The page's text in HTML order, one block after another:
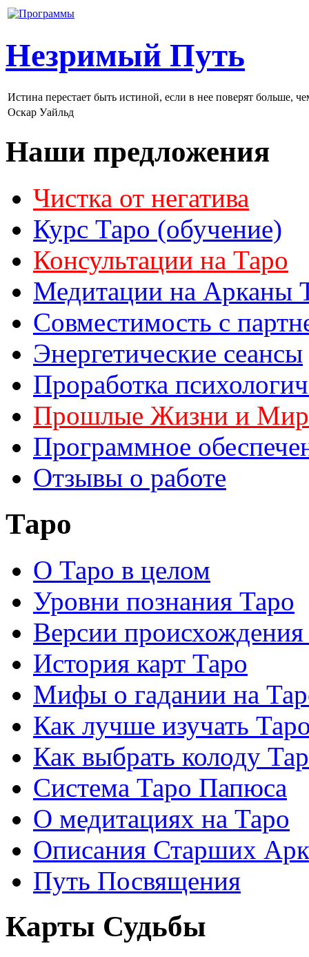
Незримый Путь
Истина перестает быть истиной, если в нее поверят больше,
Оскар Уайльд
Наши предложения
Чистка от негатива
Курс Таро (обучение)
Консультации на Таро
Медитации на Арканы
Совместимость с
Энергетические сеансы
Проработка
Прошлые Жизни и
Программное
Отзывы о работе
Таро
О Таро в целом
Уровни познания Таро
Версии
История карт Таро
Мифы о гадании на
Как лучше изучать
Как выбрать колоду
Система Таро Папюса
О медитациях на Таро
Описания Старших
Путь Посвящения
Карты Судьбы